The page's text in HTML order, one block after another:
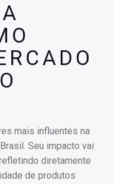
mais influentes na
Seu impacto vai
diretamente
de produtos